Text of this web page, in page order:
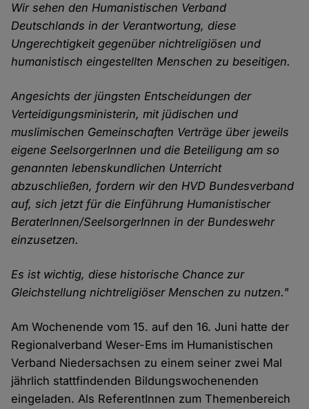
Wir sehen den Humanistischen Verband
Deutschlands in der Verantwortung, diese
Ungerechtigkeit gegenüber nichtreligiösen und
humanistisch eingestellten Menschen zu beseitigen.
Angesichts der jüngsten Entscheidungen der
Verteidigungsministerin, mit jüdischen und
muslimischen Gemeinschaften Verträge über jeweils
eigene SeelsorgerInnen und die Beteiligung am so
genannten lebenskundlichen Unterricht
abzuschließen, fordern wir den HVD Bundesverband
auf, sich jetzt für die Einführung Humanistischer
BeraterInnen/SeelsorgerInnen in der Bundeswehr
einzusetzen.
Es ist wichtig, diese historische Chance zur
Gleichstellung nichtreligiöser Menschen zu nutzen."
Am Wochenende vom 15. auf den 16. Juni hatte der
Regionalverband Weser-Ems im Humanistischen
Verband Niedersachsen zu einem seiner zwei Mal
jährlich stattfindenden Bildungswochenenden
eingeladen. Als ReferentInnen zum Themenbereich